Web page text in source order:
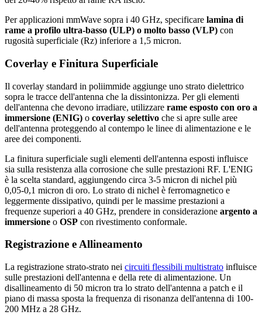
Per applicazioni mmWave sopra i 40 GHz, specificare lamina di
rame a profilo ultra-basso (ULP) o molto basso (VLP) con
rugosità superficiale (Rz) inferiore a 1,5 micron.
Coverlay e Finitura Superficiale
Il coverlay standard in poliimmide aggiunge uno strato dielettrico
sopra le tracce dell'antenna che la dissintonizza. Per gli elementi
dell'antenna che devono irradiare, utilizzare rame esposto con oro a
immersione (ENIG) o coverlay selettivo che si apre sulle aree
dell'antenna proteggendo al contempo le linee di alimentazione e le
aree dei componenti.
La finitura superficiale sugli elementi dell'antenna esposti influisce
sia sulla resistenza alla corrosione che sulle prestazioni RF. L'ENIG
è la scelta standard, aggiungendo circa 3-5 micron di nichel più
0,05-0,1 micron di oro. Lo strato di nichel è ferromagnetico e
leggermente dissipativo, quindi per le massime prestazioni a
frequenze superiori a 40 GHz, prendere in considerazione argento a
immersione o OSP con rivestimento conformale.
Registrazione e Allineamento
La registrazione strato-strato nei circuiti flessibili multistrato influisce
sulle prestazioni dell'antenna e della rete di alimentazione. Un
disallineamento di 50 micron tra lo strato dell'antenna a patch e il
piano di massa sposta la frequenza di risonanza dell'antenna di 100-
200 MHz a 28 GHz.